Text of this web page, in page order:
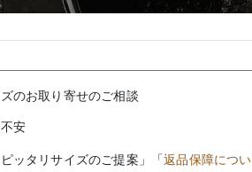
のお取り寄せのご相談
安
ピッタリサイズのご提案」「返品保障につ